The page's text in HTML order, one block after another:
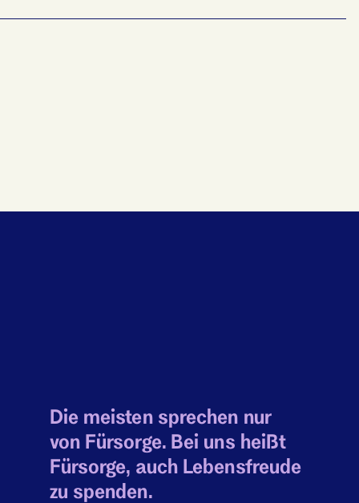
Die meisten sprechen nur
von Fürsorge. Bei uns heißt
Fürsorge, auch Lebensfreude
zu spenden.